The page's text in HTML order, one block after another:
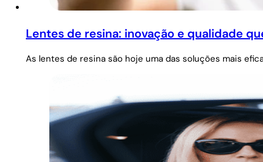
Lentes de resina: inovação e qualidade
As lentes de resina são hoje uma das soluções mais